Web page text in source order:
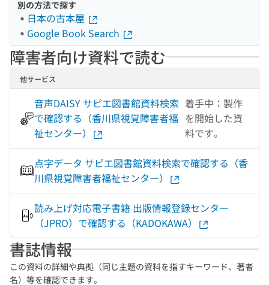
別の方法で探す
日本の古本屋
Google Book Search
障害者向け資料で読む
他サービス
音声DAISY サピエ図書館資料検索
で確認する（香川県視覚障害者福
祉センター）
着手中：製作
を開始した資
料です。
点字データ サピエ図書館資料検索で確認する（香
川県視覚障害者福祉センター）
読み上げ対応電子書籍 出版情報登録センター
（JPRO）で確認する（KADOKAWA）
書誌情報
この資料の詳細や典拠（同じ主題の資料を指すキーワード、著者
名）等を確認できます。